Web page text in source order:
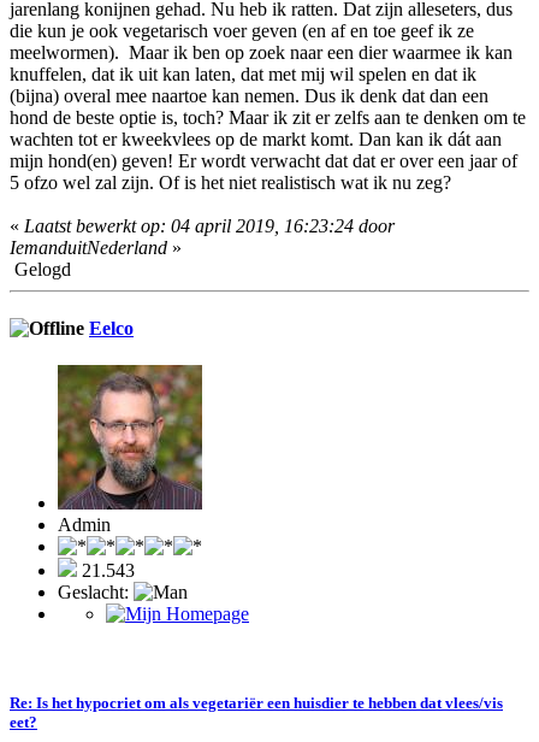
jarenlang konijnen gehad. Nu heb ik ratten. Dat zijn alleseters, dus
die kun je ook vegetarisch voer geven (en af en toe geef ik ze
meelwormen). Maar ik ben op zoek naar een dier waarmee ik kan
knuffelen, dat ik uit kan laten, dat met mij wil spelen en dat ik
(bijna) overal mee naartoe kan nemen. Dus ik denk dat dan een
hond de beste optie is, toch? Maar ik zit er zelfs aan te denken om te
wachten tot er kweekvlees op de markt komt. Dan kan ik dát aan
mijn hond(en) geven! Er wordt verwacht dat dat er over een jaar of
5 ofzo wel zal zijn. Of is het niet realistisch wat ik nu zeg?
« Laatst bewerkt op: 04 april 2019, 16:23:24 door
IemanduitNederland »
Gelogd
Eelco
Admin
21.543
Geslacht:
Re: Is het hypocriet om als vegetariër een huisdier te hebben dat vlees/vis
eet?